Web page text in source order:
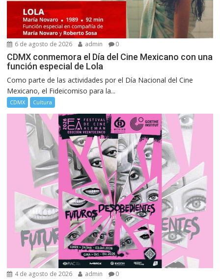
6 de agosto de 2026 admin 0
CDMX conmemora el Día del Cine Mexicano con una
función especial de Lola
Como parte de las actividades por el Día Nacional del Cine
Mexicano, el Fideicomiso para la...
CDMX Cultura
4 de agosto de 2026 admin 0